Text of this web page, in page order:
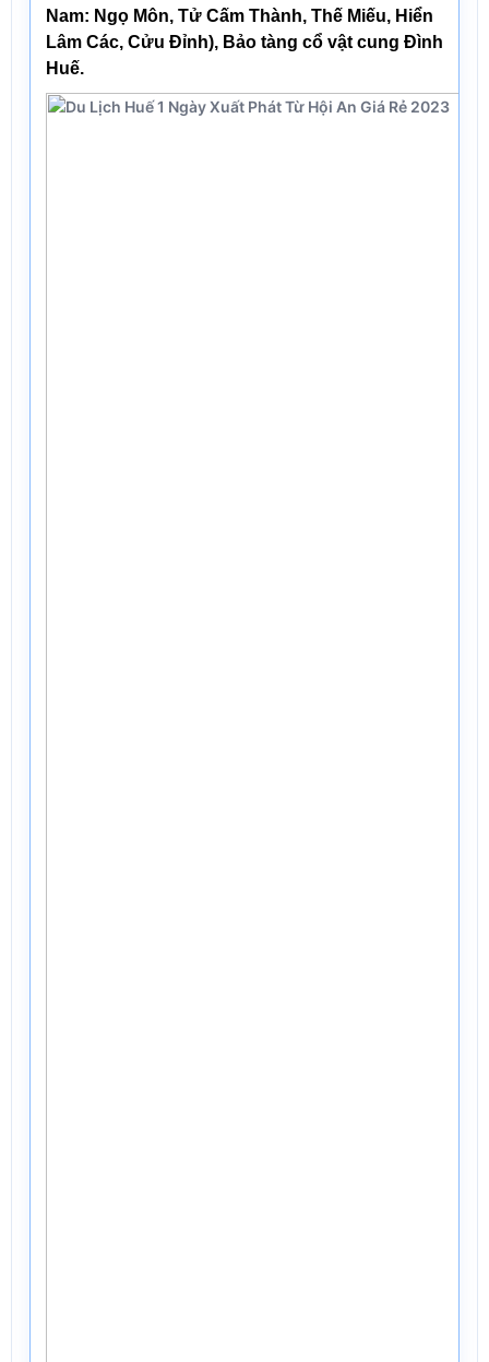
Nam: Ngọ Môn, Tử Cấm Thành, Thế Miếu, Hiển
Lâm Các, Cửu Đỉnh), Bảo tàng cổ vật cung Đình
Huế.